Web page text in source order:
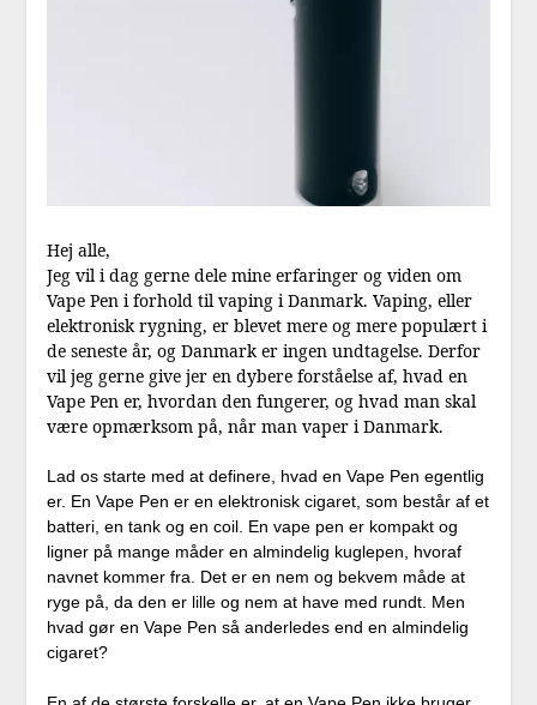
Hej alle,
Jeg vil i dag gerne dele mine erfaringer og viden om
Vape Pen i forhold til vaping i Danmark. Vaping, eller
elektronisk rygning, er blevet mere og mere populært i
de seneste år, og Danmark er ingen undtagelse. Derfor
vil jeg gerne give jer en dybere forståelse af, hvad en
Vape Pen er, hvordan den fungerer, og hvad man skal
være opmærksom på, når man vaper i Danmark.
Lad os starte med at definere, hvad en Vape Pen egentlig
er. En Vape Pen er en elektronisk cigaret, som består af et
batteri, en tank og en coil. En vape pen er kompakt og
ligner på mange måder en almindelig kuglepen, hvoraf
navnet kommer fra. Det er en nem og bekvem måde at
ryge på, da den er lille og nem at have med rundt. Men
hvad gør en Vape Pen så anderledes end en almindelig
cigaret?